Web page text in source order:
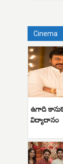
Cinema
ఉగాది
విద్యాదానం